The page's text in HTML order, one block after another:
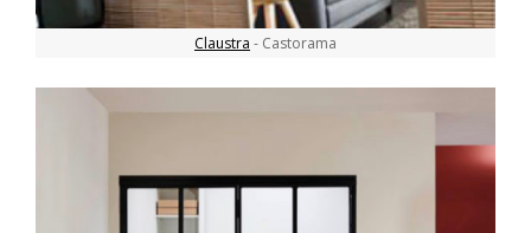
Claustra - Castorama